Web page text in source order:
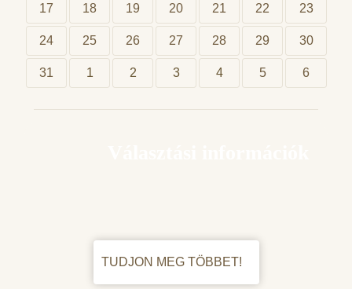
17 18 19 20 21 22 23
24 25 26 27 28 29 30
31 1 2 3 4 5 6
TUDJON MEG TÖBBET!